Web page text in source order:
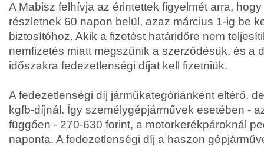
A Mabisz felhívja az érintettek figyelmét arra,
részletnek 60 napon belül, azaz március 1-ig be
biztosítóhoz. Akik a fizetést határidőre nem
nemfizetés miatt megszűnik a szerződésük, és a
időszakra fedezetlenségi díjat kell fizetniük.
A fedezetlenségi díj járműkategóriánként eltérő,
kgfb-díjnál. Így személygépjárművek esetében -
függően - 270-630 forint, a motorkerékpároknál
naponta. A fedezetlenségi díj a haszon